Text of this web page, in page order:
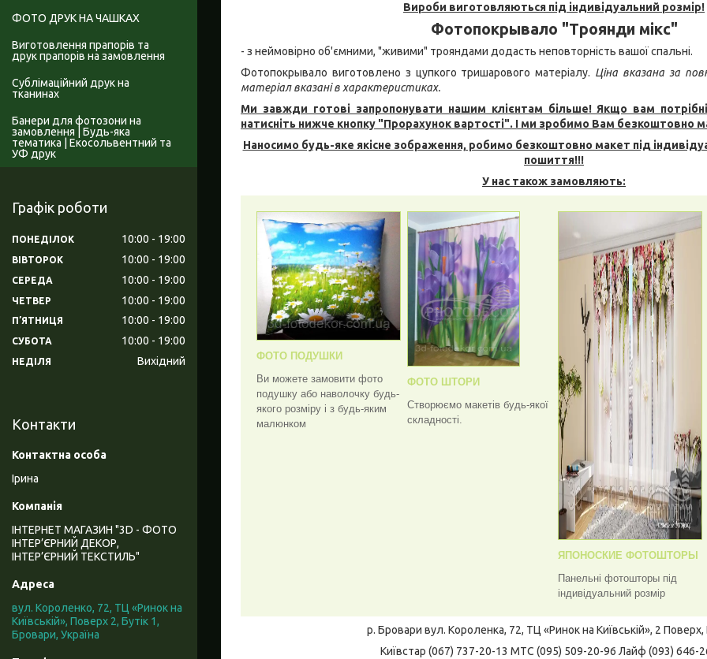
Вироби виготовляються під індивідуальний розмір!
Фотопокрывало "Троянди мікс"
- з неймовірно об'ємними, "живими" трояндами додасть неповторність вашої спальні.
Фотопокрывало виготовлено з цупкого тришарового матеріалу. Ціна вказана за
матеріал вказані в характеристиках.
Ми завжди готові запропонувати нашим клієнтам більше! Якщо вам
натисніть нижче кнопку "Прорахунок вартості". І ми зробимо Вам безкоштовно
Наносимо будь-яке якісне зображення, робимо безкоштовно макет під
пошиття!!!
У нас також замовляють:
ФОТО ПОДУШКИ
Ви можете замовити фото
подушку або наволочку будь-
якого розміру і з будь-яким
малюнком
ФОТО ШТОРИ
Створюємо макетів будь-якої
складності.
ЯПОНОСКИЕ ФОТОШТОРЫ
Панельні фотошторы під
індивідуальний розмір
р. Бровари вул. Короленка, 72, ТЦ «Ринок на Київській», 2 Поверх,
Київстар (067) 737-20-13 МТС (095) 509-20-96 Лайф (093) 646-
ФОТО ДРУК НА ЧАШКАХ
Виготовлення прапорів та
друк прапорів на замовлення
Сублімаційний друк на
тканинах
Банери для фотозони на
замовлення | Будь-яка
тематика | Екосольвентний та
УФ друк
Графік роботи
ПОНЕДІЛОК 10:00 19:00
ВІВТОРОК 10:00 19:00
СЕРЕДА 10:00 19:00
ЧЕТВЕР 10:00 19:00
ПʼЯТНИЦЯ 10:00 19:00
СУБОТА 10:00 19:00
НЕДІЛЯ Вихідний
Контакти
Ірина
ІНТЕРНЕТ МАГАЗИН "3D - ФОТО
ІНТЕР’ЄРНИЙ ДЕКОР,
ІНТЕР’ЄРНИЙ ТЕКСТИЛЬ"
вул. Короленко, 72, ТЦ «Ринок на
Київській», Поверх 2, Бутік 1,
Бровари, Україна